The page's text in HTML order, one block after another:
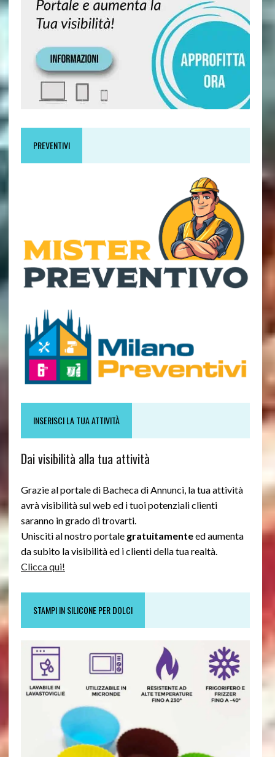
PREVENTIVI
INSERISCI LA TUA ATTIVITÀ
Dai visibilità alla tua attività
Grazie al portale di Bacheca di Annunci, la tua attività
avrà visibilità sul web ed i tuoi potenziali clienti
saranno in grado di trovarti.
Unisciti al nostro portale gratuitamenteed aumenta
da subito la visibilità ed i clienti della tua realtà.
Clicca qui!
STAMPI IN SILICONE PER DOLCI